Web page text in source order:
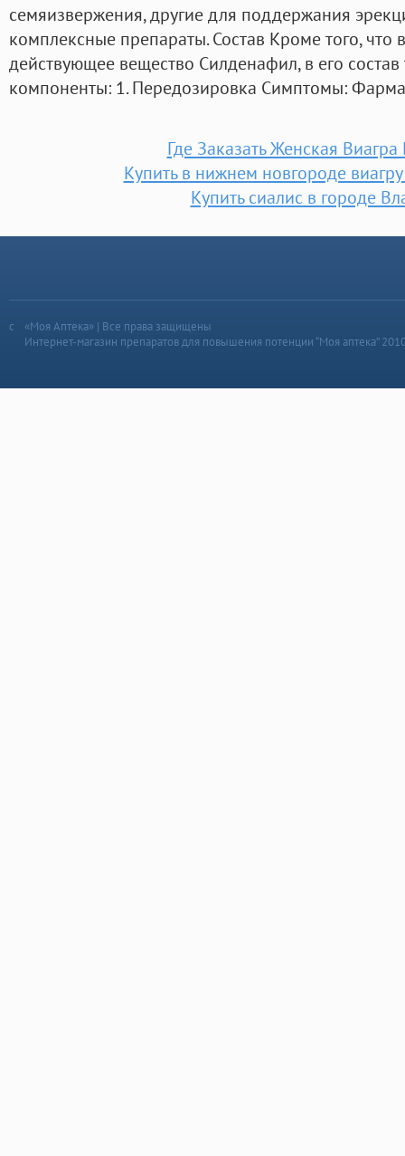
семяизвержения, другие для поддержания
комплексные препараты. Состав Кроме того, что
действующее вещество Силденафил, в его состав
компоненты: 1. Передозировка Симптомы:
Где Заказать Женская Виагра
Купить в нижнем новгороде
Купить сиалис в городе
«Моя Аптека» | Все права защищены
Интернет-магазин препаратов для повышения потенции “Моя аптека”